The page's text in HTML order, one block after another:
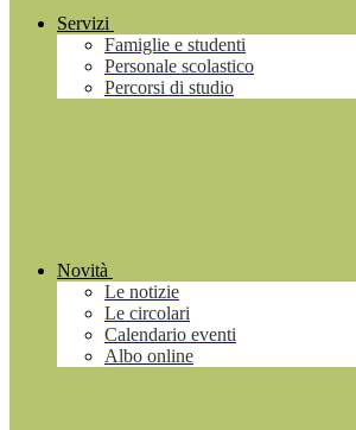
Servizi
Famiglie e studenti
Personale scolastico
Percorsi di studio
Novità
Le notizie
Le circolari
Calendario eventi
Albo online